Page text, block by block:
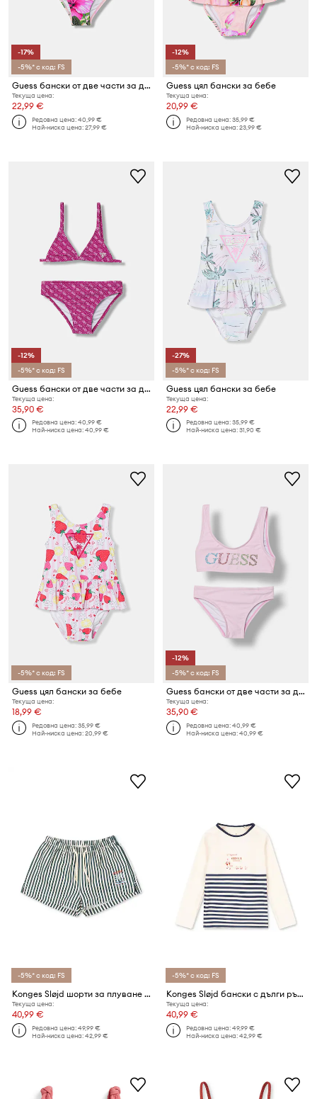
-17%
-5%* с код: FS
Guess бански от две части за деца
Текуща цена:
22,99 €
Редовна цена:40,99 €
Най-ниска цена:27,99 €
-12%
-5%* с код: FS
Guess цял бански за бебе
Текуща цена:
20,99 €
Редовна цена:35,99 €
Най-ниска цена:23,99 €
-12%
-5%* с код: FS
Guess бански от две части за деца
Текуща цена:
35,90 €
Редовна цена:40,99 €
Най-ниска цена:40,99 €
-27%
-5%* с код: FS
Guess цял бански за бебе
Текуща цена:
22,99 €
Редовна цена:35,99 €
Най-ниска цена:31,90 €
-5%* с код: FS
Guess цял бански за бебе
Текуща цена:
18,99 €
Редовна цена:35,99 €
Най-ниска цена:20,99 €
-12%
-5%* с код: FS
Guess бански от две части за деца
Текуща цена:
35,90 €
Редовна цена:40,99 €
Най-ниска цена:40,99 €
-5%* с код: FS
Konges Sløjd шорти за плуване за деца SEER ASNOU SHORT SWIMSHORTS GRS
Текуща цена:
40,99 €
Редовна цена:49,99 €
Най-ниска цена:42,99 €
-5%* с код: FS
Konges Sløjd бански с дълги ръкави за деца ASTER SWIM BLOUSE GRS
Текуща цена:
40,99 €
Редовна цена:49,99 €
Най-ниска цена:42,99 €